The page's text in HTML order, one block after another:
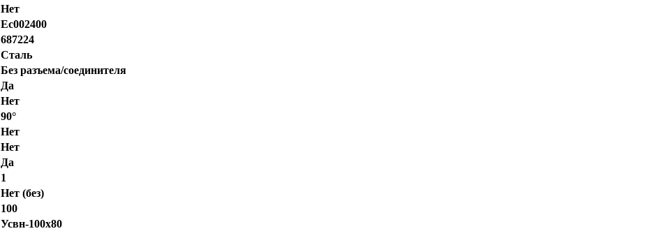
Нет
Ec002400
687224
Сталь
Без разъема/соединителя
Да
Нет
90°
Нет
Нет
Да
1
Нет (без)
100
Усвн-100х80